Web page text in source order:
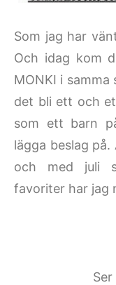
Som jag har
Och idag kom
MONKI i
det bli ett och
som ett barn
lägga beslag
och med juli
favoriter har jag